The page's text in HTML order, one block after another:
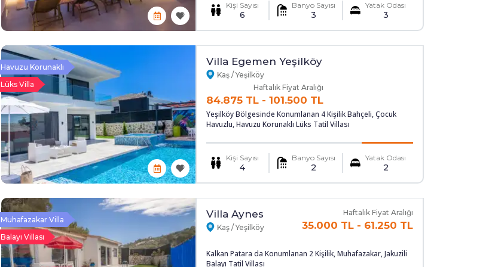
Kişi Sayısı
6
Banyo Sayısı
3
Yatak Odası
3
Havuzu Korunaklı
Lüks Villa
Villa Egemen Yeşilköy
Kaş / Yeşilköy
Haftalık Fiyat Aralığı
84.875 TL - 101.500 TL
Yeşilköy Bölgesinde Konumlanan 4 Kişilik Bahçeli, Çocuk
Havuzlu, Havuzu Korunaklı Lüks Tatil Villası
Kişi Sayısı
4
Banyo Sayısı
2
Yatak Odası
2
Muhafazakar Villa
Balayı Villası
Villa Aynes
Kaş / Yeşilköy
Haftalık Fiyat Aralığı
35.000 TL - 61.250 TL
Kalkan Patara da Konumlanan 2 Kişilik, Muhafazakar, Jakuzili
Balayı Tatil Villası